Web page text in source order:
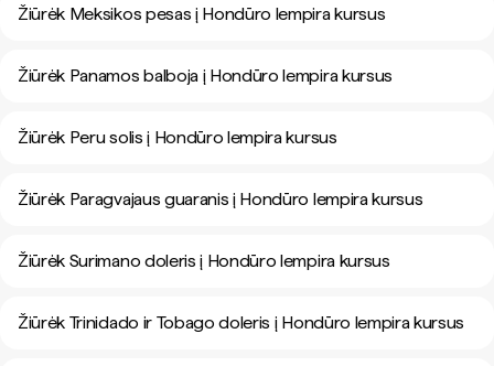
Žiūrėk Meksikos pesas į Hondūro lempira kursus
Žiūrėk Panamos balboja į Hondūro lempira kursus
Žiūrėk Peru solis į Hondūro lempira kursus
Žiūrėk Paragvajaus guaranis į Hondūro lempira kursus
Žiūrėk Surimano doleris į Hondūro lempira kursus
Žiūrėk Trinidado ir Tobago doleris į Hondūro lempira kursus